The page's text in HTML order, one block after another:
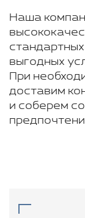
Наша
выгодных
При
доставим
и соберем